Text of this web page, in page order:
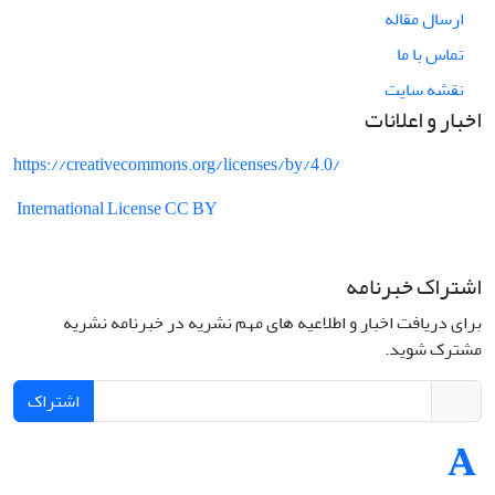
ارسال مقاله
تماس با ما
نقشه سایت
اخبار و اعلانات
https://creativecommons.org/licenses/by/4.0/
International License CC BY
اشتراک خبرنامه
برای دریافت اخبار و اطلاعیه های مهم نشریه در خبرنامه نشریه
مشترک شوید.
اشتراک